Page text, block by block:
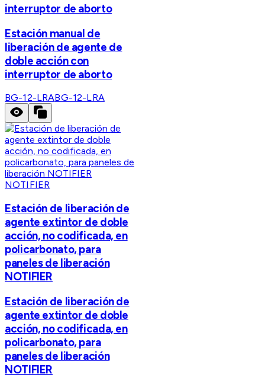
interruptor de aborto
Estación manual de
liberación de agente de
doble acción con
interruptor de aborto
BG-12-LRABG-12-LRA
NOTIFIER
Estación de liberación de
agente extintor de doble
acción, no codificada, en
policarbonato, para
paneles de liberación
NOTIFIER
Estación de liberación de
agente extintor de doble
acción, no codificada, en
policarbonato, para
paneles de liberación
NOTIFIER